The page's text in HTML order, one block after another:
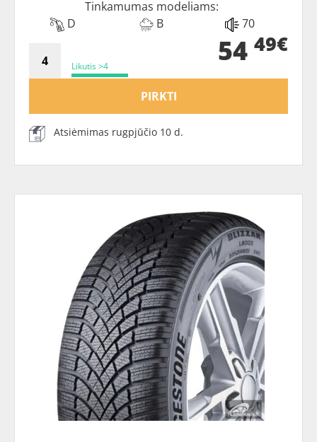
Tinkamumas modeliams:
D
B 70
Likutis >4 54 49€
PIRKTI
Atsiėmimas rugpjūčio 10 d.